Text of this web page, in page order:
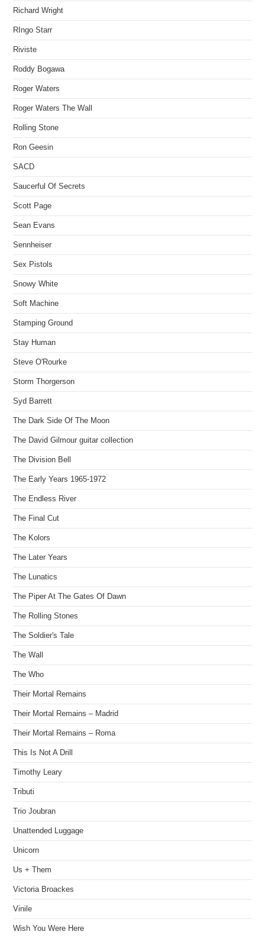
Richard Wright
RIngo Starr
Riviste
Roddy Bogawa
Roger Waters
Roger Waters The Wall
Rolling Stone
Ron Geesin
SACD
Saucerful Of Secrets
Scott Page
Sean Evans
Sennheiser
Sex Pistols
Snowy White
Soft Machine
Stamping Ground
Stay Human
Steve O'Rourke
Storm Thorgerson
Syd Barrett
The Dark Side Of The Moon
The David Gilmour guitar collection
The Division Bell
The Early Years 1965-1972
The Endless River
The Final Cut
The Kolors
The Later Years
The Lunatics
The Piper At The Gates Of Dawn
The Rolling Stones
The Soldier's Tale
The Wall
The Who
Their Mortal Remains
Their Mortal Remains – Madrid
Their Mortal Remains – Roma
This Is Not A Drill
Timothy Leary
Tributi
Trio Joubran
Unattended Luggage
Unicorn
Us + Them
Victoria Broackes
Vinile
Wish You Were Here